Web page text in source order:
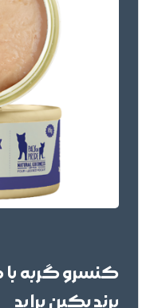
کنسرو گربه
برند پکین پراید